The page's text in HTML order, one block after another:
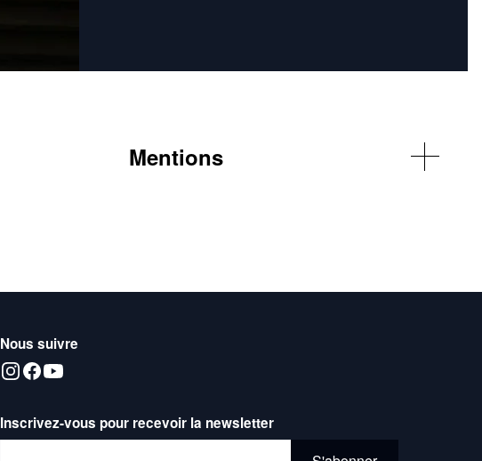
Mentions
Nous suivre
Inscrivez-vous pour recevoir la newsletter